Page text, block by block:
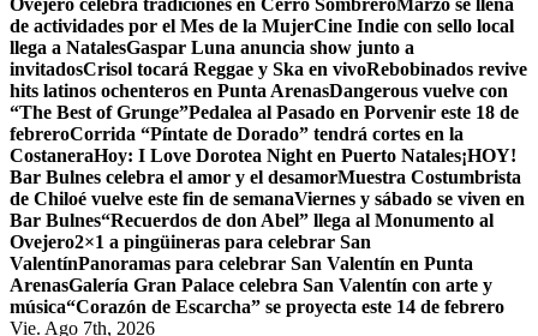
Ovejero celebra tradiciones en Cerro SombreroMarzo se llena
de actividades por el Mes de la MujerCine Indie con sello local
llega a NatalesGaspar Luna anuncia show junto a
invitadosCrisol tocará Reggae y Ska en vivoRebobinados revive
hits latinos ochenteros en Punta ArenasDangerous vuelve con
“The Best of Grunge”Pedalea al Pasado en Porvenir este 18 de
febreroCorrida “Píntate de Dorado” tendrá cortes en la
CostaneraHoy: I Love Dorotea Night en Puerto Natales¡HOY!
Bar Bulnes celebra el amor y el desamorMuestra Costumbrista
de Chiloé vuelve este fin de semanaViernes y sábado se viven en
Bar Bulnes“Recuerdos de don Abel” llega al Monumento al
Ovejero2×1 a pingüineras para celebrar San
ValentínPanoramas para celebrar San Valentín en Punta
ArenasGalería Gran Palace celebra San Valentín con arte y
música“Corazón de Escarcha” se proyecta este 14 de febrero
Vie. Ago 7th, 2026